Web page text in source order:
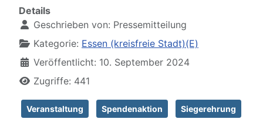
Details
Geschrieben von: Pressemitteilung
Kategorie: Essen (kreisfreie Stadt)(E)
Veröffentlicht: 10. September 2024
Zugriffe: 441
Veranstaltung Spendenaktion Siegerehrung